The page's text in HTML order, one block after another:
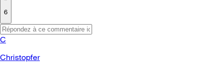
6
C
Christopfer